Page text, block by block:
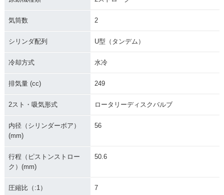
気筒数 2
シリンダ配列 U型（タンデム）
冷却方式 水冷
排気量 (cc) 249
2スト・吸気形式 ロータリーディスクバルブ
内径（シリンダーボア）
(mm)
56
行程（ピストンストロー
ク）(mm)
50.6
圧縮比（:1） 7